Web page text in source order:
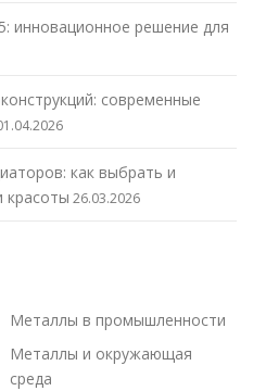
инновационное решение для
современные
как выбрать и
красоты 26.03.2026
Металлы в промышленности
Металлы и окружающая
среда